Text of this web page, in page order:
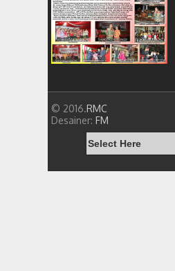
© 2016.RMC
Desainer: FM